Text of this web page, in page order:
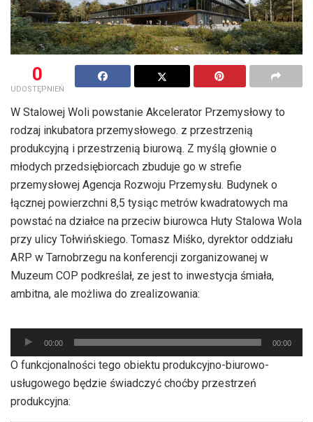
0
UDOSTĘPNIEŃ
W Stalowej Woli powstanie Akcelerator Przemysłowy to
rodzaj inkubatora przemysłowego. z przestrzenią
produkcyjną i przestrzenią biurową. Z myślą głownie o
młodych przedsiębiorcach zbuduje go w strefie
przemysłowej Agencja Rozwoju Przemysłu. Budynek o
łącznej powierzchni 8,5 tysiąc metrów kwadratowych ma
powstać na działce na przeciw biurowca Huty Stalowa Wola
przy ulicy Tołwińskiego. Tomasz Miśko, dyrektor oddziału
ARP w Tarnobrzegu na konferencji zorganizowanej w
Muzeum COP podkreślał, ze jest to inwestycja śmiała,
ambitna, ale możliwa do zrealizowania:
plików
dźwiękowych
00:00 00:00
O funkcjonalności tego obiektu produkcyjno-biurowo-
usługowego będzie świadczyć choćby przestrzeń
produkcyjna: